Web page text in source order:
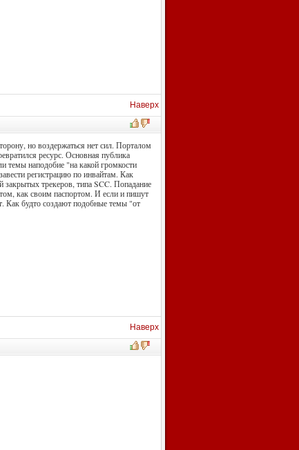
Наверх
но воздержаться нет сил. Порталом
ресурс. Основная публика
темы наподобие "на какой громкости
регистрацию по инвайтам. Как
закрытых трекеров, типа SCC. Попадание
как своим паспортом. И если и пишут
Как будто создают подобные темы "от
Наверх